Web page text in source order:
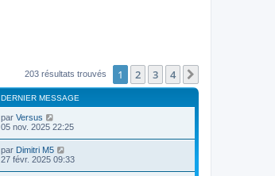
203 résultats trouvés 1 2 3 4
DERNIER MESSAGE
par Versus
05 nov. 2025 22:25
par Dimitri M5
27 févr. 2025 09:33